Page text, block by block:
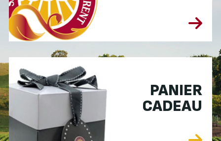
PANIER
CADEAU